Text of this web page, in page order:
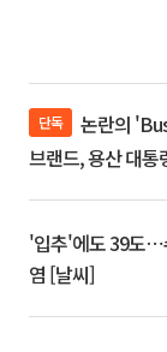
단독
브랜드, 용산 대통
'입추'에도 39도⋯
염 [날씨]